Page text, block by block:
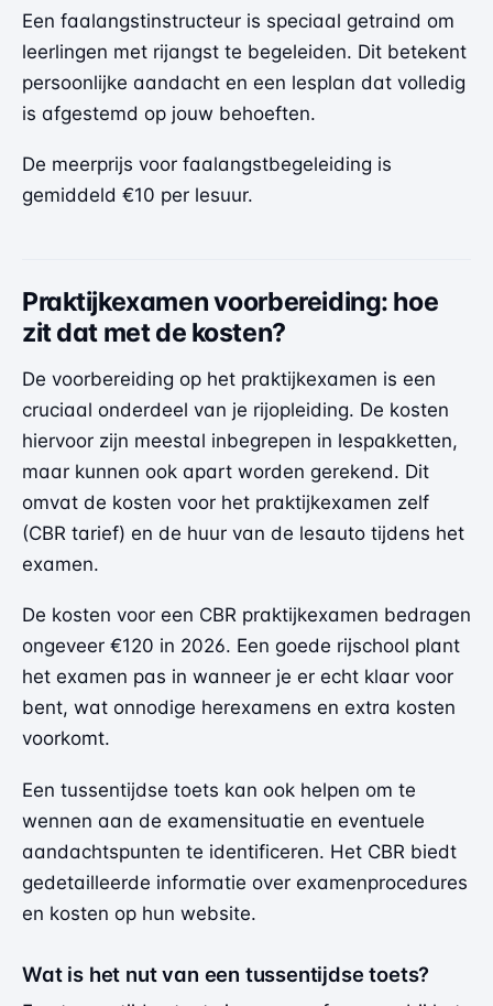
Een faalangstinstructeur is speciaal getraind om
leerlingen met rijangst te begeleiden. Dit betekent
persoonlijke aandacht en een lesplan dat volledig
is afgestemd op jouw behoeften.
De meerprijs voor faalangstbegeleiding is
gemiddeld €10 per lesuur.
Praktijkexamen voorbereiding: hoe
zit dat met de kosten?
De voorbereiding op het praktijkexamen is een
cruciaal onderdeel van je rijopleiding. De kosten
hiervoor zijn meestal inbegrepen in lespakketten,
maar kunnen ook apart worden gerekend. Dit
omvat de kosten voor het praktijkexamen zelf
(CBR tarief) en de huur van de lesauto tijdens het
examen.
De kosten voor een CBR praktijkexamen bedragen
ongeveer €120 in 2026. Een goede rijschool plant
het examen pas in wanneer je er echt klaar voor
bent, wat onnodige herexamens en extra kosten
voorkomt.
Een tussentijdse toets kan ook helpen om te
wennen aan de examensituatie en eventuele
aandachtspunten te identificeren. Het CBR biedt
gedetailleerde informatie over examenprocedures
en kosten op hun website.
Wat is het nut van een tussentijdse toets?